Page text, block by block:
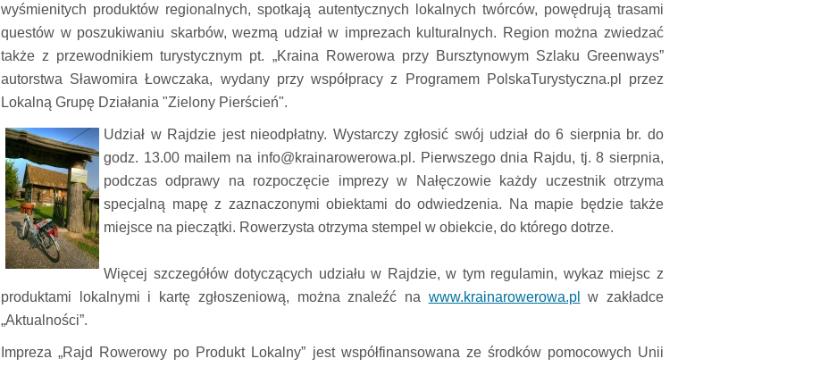
wyśmienitych produktów regionalnych, spotkają autentycznych lokalnych twórców, powędrują trasami
questów w poszukiwaniu skarbów, wezmą udział w imprezach kulturalnych. Region można zwiedzać
także z przewodnikiem turystycznym pt. „Kraina Rowerowa przy Bursztynowym Szlaku Greenways”
autorstwa Sławomira Łowczaka, wydany przy współpracy z Programem PolskaTurystyczna.pl przez
Lokalną Grupę Działania "Zielony Pierścień".
Udział w Rajdzie jest nieodpłatny. Wystarczy zgłosić swój udział do 6 sierpnia br. do
godz. 13.00 mailem na info@krainarowerowa.pl. Pierwszego dnia Rajdu, tj. 8 sierpnia,
podczas odprawy na rozpoczęcie imprezy w Nałęczowie każdy uczestnik otrzyma
specjalną mapę z zaznaczonymi obiektami do odwiedzenia. Na mapie będzie także
miejsce na pieczątki. Rowerzysta otrzyma stempel w obiekcie, do którego dotrze.
Więcej szczegółów dotyczących udziału w Rajdzie, w tym regulamin, wykaz miejsc z
produktami lokalnymi i kartę zgłoszeniową, można znaleźć na www.krainarowerowa.pl
w zakładce
„Aktualności”.
Impreza „Rajd Rowerowy po Produkt Lokalny” jest współfinansowana ze środków pomocowych Unii